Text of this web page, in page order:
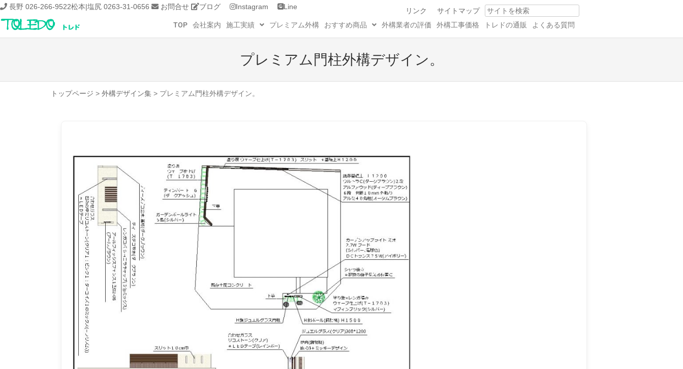
長野 026-266-9522松本|塩尻 0263-31-0656 お問合せ ブログ Instagram Line Search
サイトマップ
リンク
TOP
会社案内 施工実績 プレミアム外構 おすすめ商品 外構業者の評価 外構工事価格 トレドの通販 よくある質問
プレミアム門柱外構デザイン。
トップページ > 外構デザイン集 > プレミアム門柱外構デザイン。